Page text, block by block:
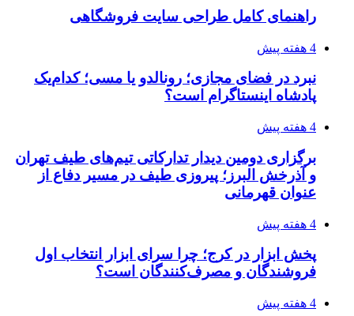
راهنمای کامل طراحی سایت فروشگاهی
4 هفته پیش
نبرد در فضای مجازی؛ رونالدو یا مسی؛ کدام‌یک
پادشاه اینستاگرام است؟
4 هفته پیش
برگزاری دومین دیدار تدارکاتی تیم‌های طیف تهران
و آذرخش البرز؛ پیروزی طیف در مسیر دفاع از
عنوان قهرمانی
4 هفته پیش
پخش ابزار در کرج؛ چرا سرای ابزار انتخاب اول
فروشندگان و مصرف‌کنندگان است؟
4 هفته پیش